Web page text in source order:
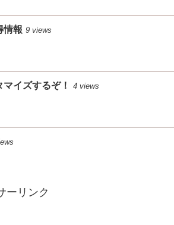
情報 9 views
イズするぞ！ 4 views
ーリンク